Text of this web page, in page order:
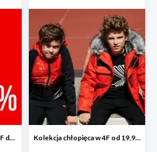
Noworoczna wyprzedaż w 4F do -50% Kolekcja chłopięca w 4F od 19,99 zł